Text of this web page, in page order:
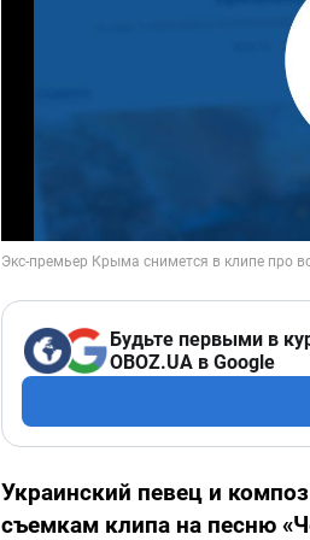
Будьте первыми в
OBOZ.UA в Google
Украинский певец и
съемкам клипа на песню